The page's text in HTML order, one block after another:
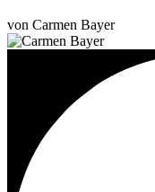
von Carmen Bayer